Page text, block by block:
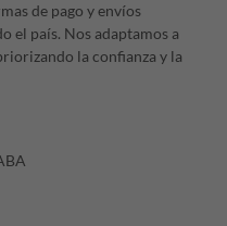
de pago y envíos
el país. Nos adaptamos a
la confianza y la